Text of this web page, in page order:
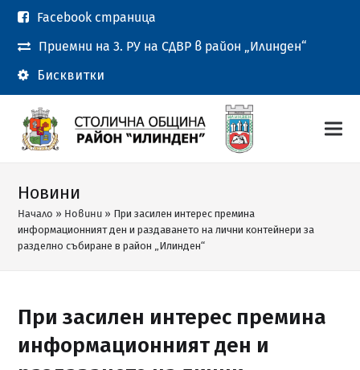
Facebook страница
Приемни на 3. РУ на СДВР в район „Илинден“
Бисквитки
Новини
Начало » Новини » При засилен интерес премина
информационният ден и раздаването на лични контейнери за
разделно събиране в район „Илинден“
При засилен интерес премина
информационният ден и